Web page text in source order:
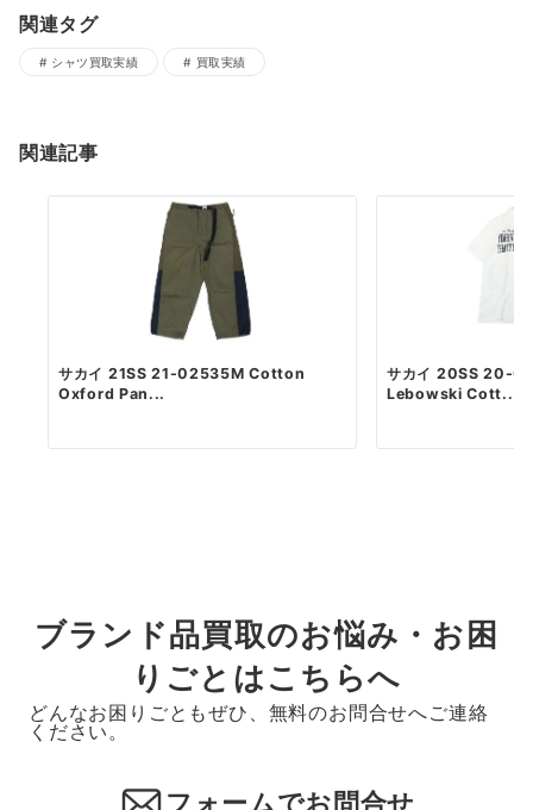
関連タグ
シャツ買取実績 買取実績
関連記事
サカイ 21SS 21-02535M Cotton
Oxford Pan...
サカイ 20SS 20-
Lebowski Cott...
ブランド品買取のお悩み・お困
りごとはこちらへ
どんなお困りごともぜひ、無料のお問合せへご連絡
ください。
フォームでお問合せ